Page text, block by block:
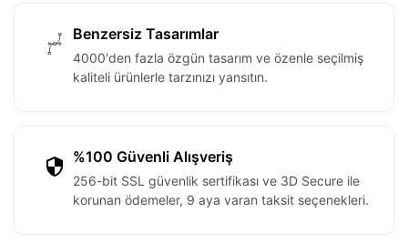
Benzersiz Tasarımlar
4000'den fazla özgün tasarım ve özenle seçilmiş
kaliteli ürünlerle tarzınızı yansıtın.
%100 Güvenli Alışveriş
256-bit SSL güvenlik sertifikası ve 3D Secure ile
korunan ödemeler, 9 aya varan taksit seçenekleri.